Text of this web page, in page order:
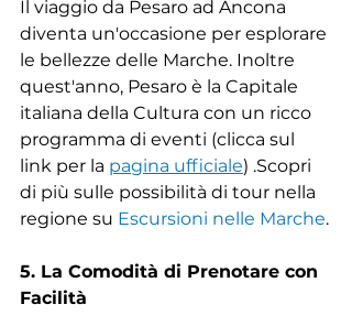
Il viaggio da Pesaro ad Ancona
diventa un'occasione per esplorare
le bellezze delle Marche. Inoltre
quest'anno, Pesaro è la Capitale
italiana della Cultura con un ricco
programma di eventi (clicca sul
link per la pagina ufficiale) .Scopri
di più sulle possibilità di tour nella
regione su Escursioni nelle Marche.
5. La Comodità di Prenotare con
Facilità